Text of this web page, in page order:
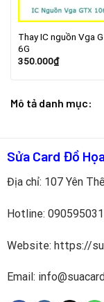
Thay IC nguồn Vga
6G
350.000₫
Mô tả danh mục:
Sửa Card Đồ
Địa chỉ: 107 Yên
Hotline:
Website: https://
Email: